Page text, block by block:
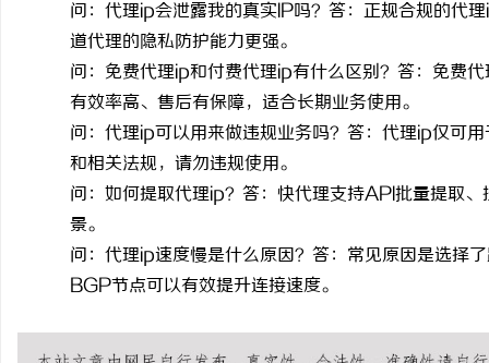
问：代理ip会泄露我的真实 IP吗？答：正规合规的代理
道代理的隐私防护能力更强。
问：免费代理ip和付费代理ip有什么区别？答：免费代
有效率高、售后有保障，适合长期业务使用。
问：代理ip可以用来做违规业务吗？答：代理ip仅可用
和相关法规，请勿违规使用。
问：如何提取代理ip？答：快代理支持API批量提取、
景。
问：代理ip速度慢是什么原因？答：常见原因是选择
BGP节点可以有效提升连接速度。